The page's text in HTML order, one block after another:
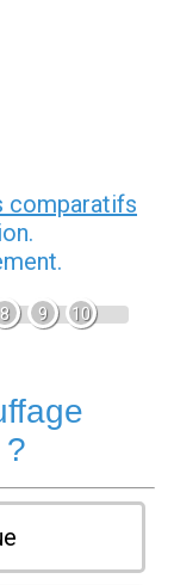
comparatifs
8 9 10